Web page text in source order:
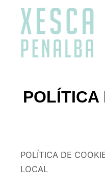
POLÍTICA
POLÍTICA DE
LOCAL